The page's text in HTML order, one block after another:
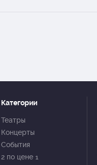
Категории
Театры
Концерты
События
2 по цене 1